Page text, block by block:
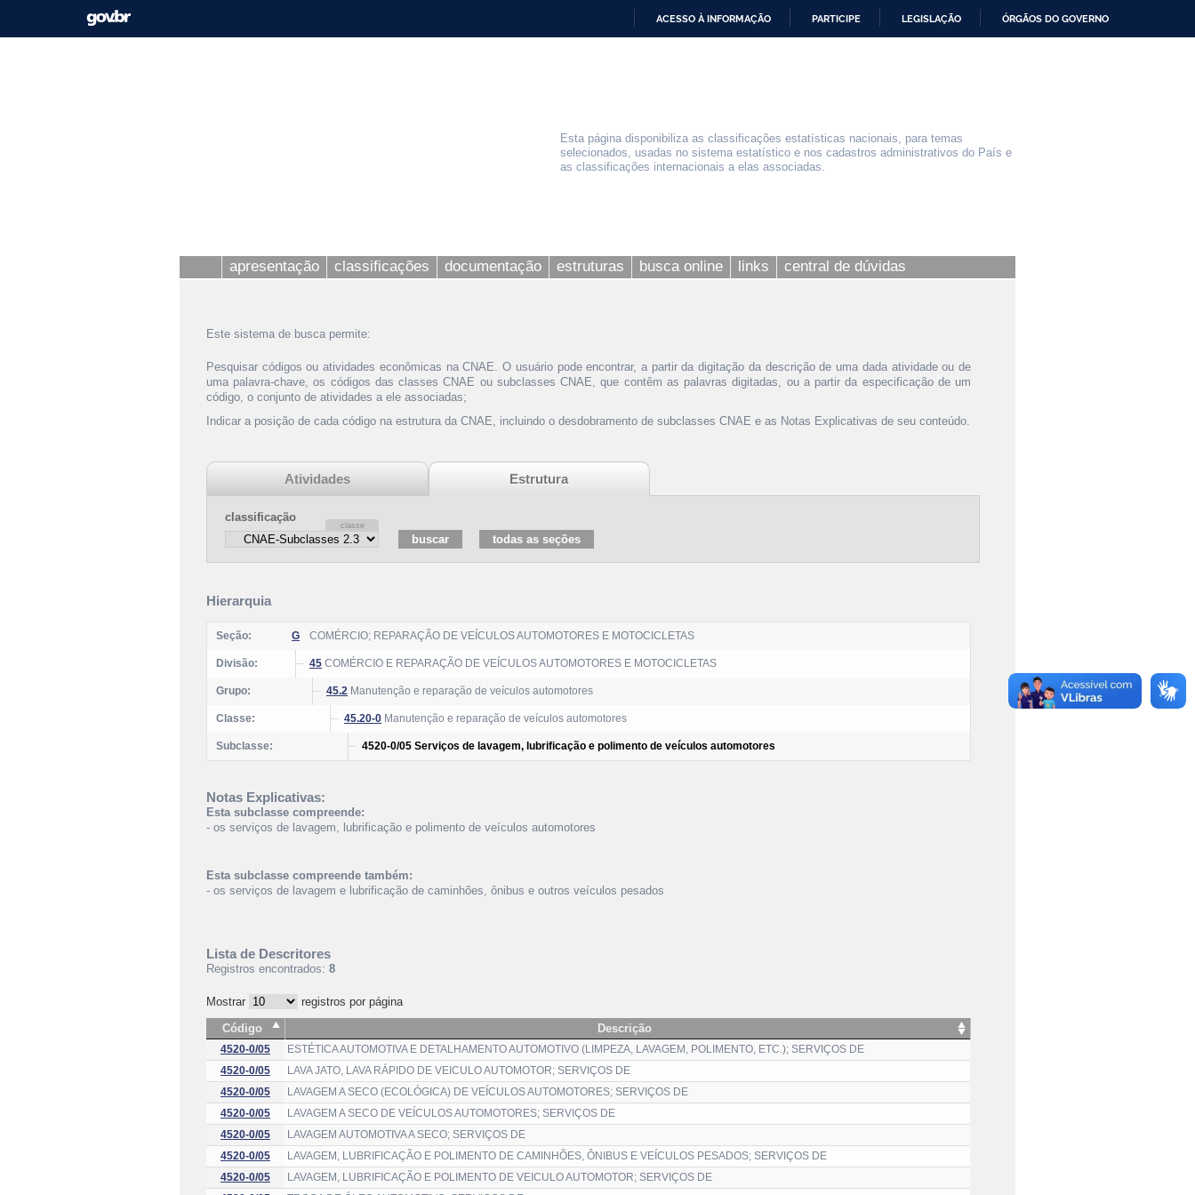
ACESSO À INFORMAÇÃO PARTICIPE LEGISLAÇÃO ÓRGÃOS DO GOVERNO
Esta página disponibiliza as classificações estatísticas nacionais, para temas
selecionados, usadas no sistema estatístico e nos cadastros administrativos do País e
as classificações internacionais a elas associadas.
apresentação classificações documentação estruturas busca online links central de dúvidas
Este sistema de busca permite:
Pesquisar códigos ou atividades econômicas na CNAE. O usuário pode encontrar, a partir da digitação da descrição de uma dada atividade ou de
uma palavra-chave, os códigos das classes CNAE ou subclasses CNAE, que contêm as palavras digitadas, ou a partir da especificação de um
código, o conjunto de atividades a ele associadas;
Indicar a posição de cada código na estrutura da CNAE, incluindo o desdobramento de subclasses CNAE e as Notas Explicativas de seu conteúdo.
Atividades Estrutura
classificação
Hierarquia
Seção: G COMÉRCIO; REPARAÇÃO DE VEÍCULOS AUTOMOTORES E MOTOCICLETAS
Divisão: 45 COMÉRCIO E REPARAÇÃO DE VEÍCULOS AUTOMOTORES E MOTOCICLETAS
Grupo: 45.2 Manutenção e reparação de veículos automotores
Classe: 45.20-0 Manutenção e reparação de veículos automotores
Subclasse: 4520-0/05 Serviços de lavagem, lubrificação e polimento de veículos automotores
Notas Explicativas:
Esta subclasse compreende:
- os serviços de lavagem, lubrificação e polimento de veículos automotores
Esta subclasse compreende também:
- os serviços de lavagem e lubrificação de caminhões, ônibus e outros veículos pesados
Lista de Descritores
Registros encontrados: 8
Mostrar
registros por página
Código
Descrição
4520-0/05
ESTÉTICA AUTOMOTIVA E DETALHAMENTO AUTOMOTIVO (LIMPEZA, LAVAGEM, POLIMENTO, ETC.); SERVIÇOS DE
4520-0/05
LAVA JATO, LAVA RÁPIDO DE VEICULO AUTOMOTOR; SERVIÇOS DE
4520-0/05
LAVAGEM A SECO (ECOLÓGICA) DE VEÍCULOS AUTOMOTORES; SERVIÇOS DE
4520-0/05
LAVAGEM A SECO DE VEÍCULOS AUTOMOTORES; SERVIÇOS DE
4520-0/05
LAVAGEM AUTOMOTIVA A SECO; SERVIÇOS DE
4520-0/05
LAVAGEM, LUBRIFICAÇÃO E POLIMENTO DE CAMINHÕES, ÔNIBUS E VEÍCULOS PESADOS; SERVIÇOS DE
4520-0/05
LAVAGEM, LUBRIFICAÇÃO E POLIMENTO DE VEICULO AUTOMOTOR; SERVIÇOS DE